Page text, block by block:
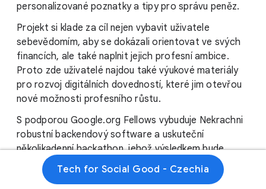
personalizované poznatky a tipy pro správu peněz.
Projekt si klade za cíl nejen vybavit uživatele
sebevědomím, aby se dokázali orientovat ve svých
financích, ale také naplnit jejich profesní ambice.
Proto zde uživatelé najdou také výukové materiály
pro rozvoj digitálních dovedností, které jim otevřou
nové možnosti profesního růstu.
S podporou Google.org Fellows vybuduje Nekrachni
robustní backendový software a uskuteční
několikadenní hackathon, jehož výsledkem bude
prototyp zmiňovaného chatbota. Cílem je rozšířit
uživatelskou základnu aplikace na 20 000 mladých
Tech for Social Good - Czechia